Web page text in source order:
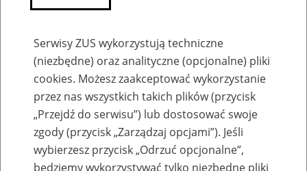
Szkolenia
Serwisy ZUS wykorzystują techniczne
(niezbędne) oraz analityczne (opcjonalne) pliki
cookies. Możesz zaakceptować wykorzystanie
przez nas wszystkich takich plików (przycisk
„Przejdź do serwisu”) lub dostosować swoje
zgody (przycisk „Zarządzaj opcjami”). Jeśli
wybierzesz przycisk „Odrzuć opcjonalne”,
będziemy wykorzystywać tylko niezbędne pliki